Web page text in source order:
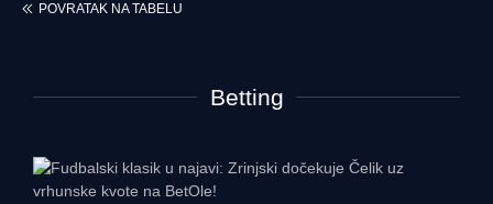
POVRATAK NA TABELU
Betting